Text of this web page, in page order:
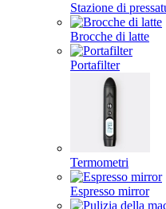
Stazione di
Brocche di latte
Portafilter
Termometri
Espresso mirror